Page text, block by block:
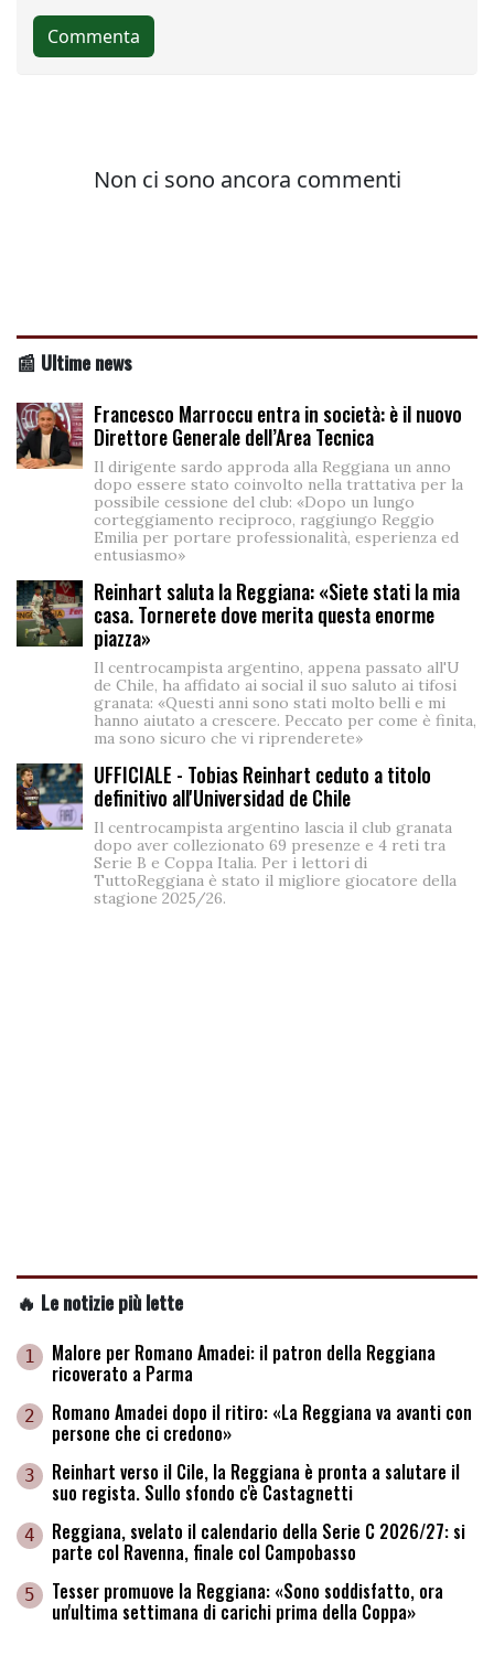
📰 Ultime news
Francesco Marroccu entra in società: è il nuovo
Direttore Generale dell’Area Tecnica
Il dirigente sardo approda alla Reggiana un anno
dopo essere stato coinvolto nella trattativa per la
possibile cessione del club: «Dopo un lungo
corteggiamento reciproco, raggiungo Reggio
Emilia per portare professionalità, esperienza ed
entusiasmo»
Reinhart saluta la Reggiana: «Siete stati la mia
casa. Tornerete dove merita questa enorme
piazza»
Il centrocampista argentino, appena passato all'U
de Chile, ha affidato ai social il suo saluto ai tifosi
granata: «Questi anni sono stati molto belli e mi
hanno aiutato a crescere. Peccato per come è finita,
ma sono sicuro che vi riprenderete»
UFFICIALE - Tobias Reinhart ceduto a titolo
definitivo all'Universidad de Chile
Il centrocampista argentino lascia il club granata
dopo aver collezionato 69 presenze e 4 reti tra
Serie B e Coppa Italia. Per i lettori di
TuttoReggiana è stato il migliore giocatore della
stagione 2025/26.
🔥 Le notizie più lette
1 Malore per Romano Amadei: il patron della Reggiana
ricoverato a Parma
2 Romano Amadei dopo il ritiro: «La Reggiana va avanti con
persone che ci credono»
3 Reinhart verso il Cile, la Reggiana è pronta a salutare il
suo regista. Sullo sfondo c'è Castagnetti
4 Reggiana, svelato il calendario della Serie C 2026/27: si
parte col Ravenna, finale col Campobasso
5 Tesser promuove la Reggiana: «Sono soddisfatto, ora
un'ultima settimana di carichi prima della Coppa»